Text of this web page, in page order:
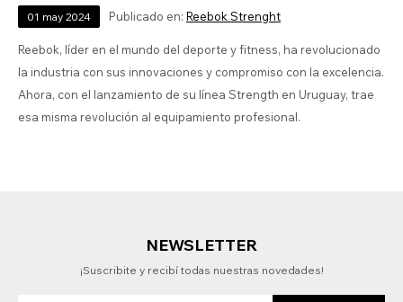
01 may 2024 Publicado en: Reebok Strenght
Reebok, líder en el mundo del deporte y fitness, ha revolucionado
la industria con sus innovaciones y compromiso con la excelencia.
Ahora, con el lanzamiento de su línea Strength en Uruguay, trae
esa misma revolución al equipamiento profesional.
NEWSLETTER
¡Suscribite y recibí todas nuestras novedades!